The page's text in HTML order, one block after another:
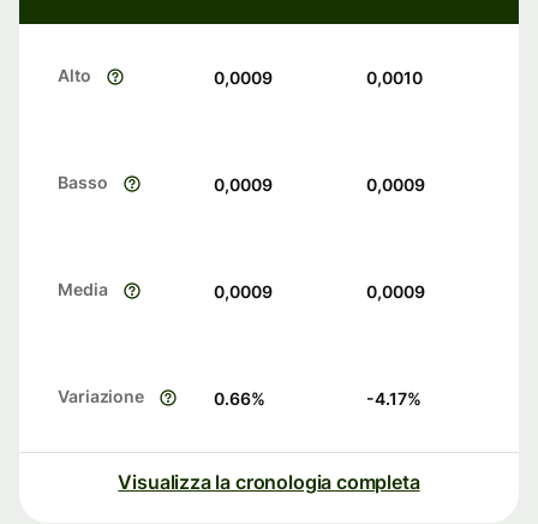
Alto 0,0009 0,0010
Basso 0,0009 0,0009
Media 0,0009 0,0009
Variazione 0.66% -4.17%
Visualizza la cronologia completa